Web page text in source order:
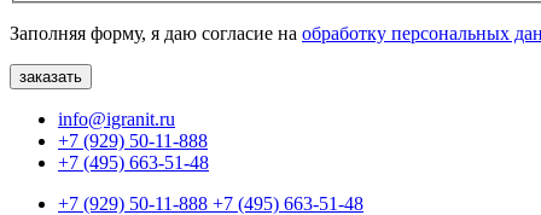
Заполняя форму, я даю согласие на обработку персональных
info@igranit.ru
+7 (929) 50-11-888
+7 (495) 663-51-48
+7 (929) 50-11-888 +7 (495) 663-51-48